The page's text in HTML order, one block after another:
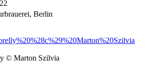
Berlin
© Marton Szilvia